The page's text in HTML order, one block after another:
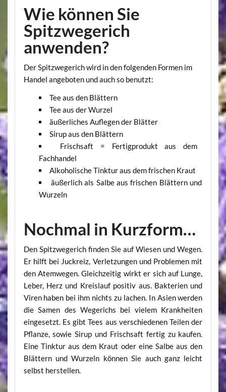
Wie können Sie
Spitzwegerich
anwenden?
Der Spitzwegerich wird in den folgenden Formen im
Handel angeboten und auch so benutzt:
Tee aus den Blättern
Tee aus der Wurzel
äußerliches Auflegen der Blätter
Sirup aus den Blättern
Frischsaft = Fertigprodukt aus dem
Fachhandel
Alkoholische Tinktur aus dem frischen Kraut
äußerlich als Salbe aus frischen Blättern und
Wurzeln
Nochmal in Kurzform…
Den Spitzwegerich finden Sie auf Wiesen und Wegen.
Er hilft bei Juckreiz, Verletzungen und Problemen mit
den Atemwegen. Gleichzeitig wirkt er sich auf Lunge,
Leber, Herz und Kreislauf positiv aus. Bakterien und
Viren haben bei ihm nichts zu lachen. In Asien werden
die Samen des Wegerichs bei vielem Krankheiten
eingesetzt. Es gibt Tees aus verschiedenen Teilen der
Pflanze, sowie Sirup und Frischsaft fertig zu kaufen.
Eine Tinktur aus dem Kraut oder eine Salbe aus den
Blättern und Wurzeln können Sie auch ganz leicht
selbst herstellen.